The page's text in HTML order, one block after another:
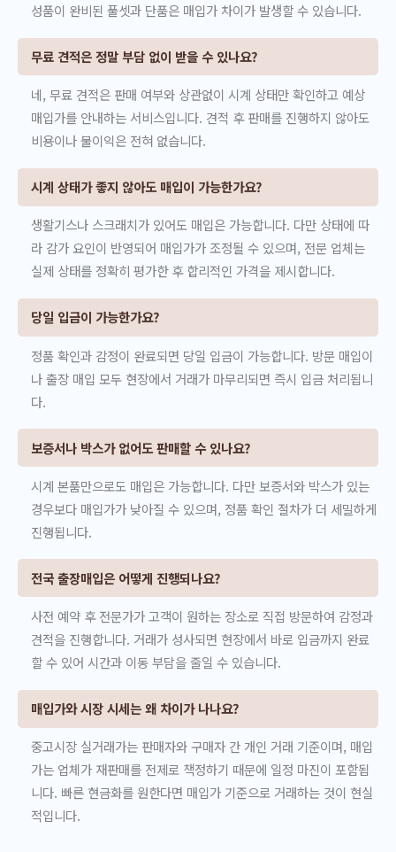
성품이 완비된 풀셋과 단품은 매입가 차이가 발생할 수 있습니다.
무료 견적은 정말 부담 없이 받을 수 있나요?
네, 무료 견적은 판매 여부와 상관없이 시계 상태만 확인하고 예상
매입가를 안내하는 서비스입니다. 견적 후 판매를 진행하지 않아도
비용이나 불이익은 전혀 없습니다.
시계 상태가 좋지 않아도 매입이 가능한가요?
생활기스나 스크래치가 있어도 매입은 가능합니다. 다만 상태에 따
라 감가 요인이 반영되어 매입가가 조정될 수 있으며, 전문 업체는
실제 상태를 정확히 평가한 후 합리적인 가격을 제시합니다.
당일 입금이 가능한가요?
정품 확인과 감정이 완료되면 당일 입금이 가능합니다. 방문 매입이
나 출장 매입 모두 현장에서 거래가 마무리되면 즉시 입금 처리됩니
다.
보증서나 박스가 없어도 판매할 수 있나요?
시계 본품만으로도 매입은 가능합니다. 다만 보증서와 박스가 있는
경우보다 매입가가 낮아질 수 있으며, 정품 확인 절차가 더 세밀하게
진행됩니다.
전국 출장매입은 어떻게 진행되나요?
사전 예약 후 전문가가 고객이 원하는 장소로 직접 방문하여 감정과
견적을 진행합니다. 거래가 성사되면 현장에서 바로 입금까지 완료
할 수 있어 시간과 이동 부담을 줄일 수 있습니다.
매입가와 시장 시세는 왜 차이가 나나요?
중고시장 실거래가는 판매자와 구매자 간 개인 거래 기준이며, 매입
가는 업체가 재판매를 전제로 책정하기 때문에 일정 마진이 포함됩
니다. 빠른 현금화를 원한다면 매입가 기준으로 거래하는 것이 현실
적입니다.